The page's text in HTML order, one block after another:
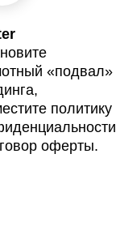
«подвал»
политику
оферты.